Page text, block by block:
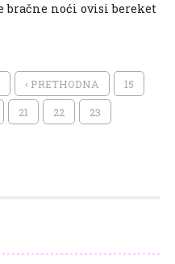
bračne noći ovisi bereket
‹ PRETHODNA 15
21 22 23